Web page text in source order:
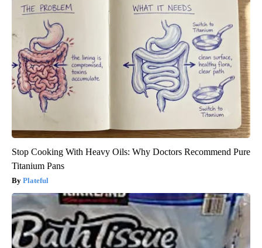
Stop Cooking With Heavy Oils: Why Doctors Recommend Pure
Titanium Pans
Plateful